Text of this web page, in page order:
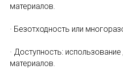
материалов.
· Безотходность или
· Доступность:
материалов.